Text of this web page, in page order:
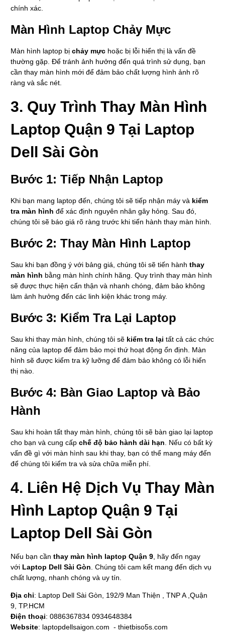
chính xác.
Màn Hình Laptop Chảy Mực
Màn hình laptop bị chảy mực hoặc bị lỗi hiển thị là vấn đề
thường gặp. Để tránh ảnh hưởng đến quá trình sử dụng, bạn
cần thay màn hình mới để đảm bảo chất lượng hình ảnh rõ
ràng và sắc nét.
3. Quy Trình Thay Màn Hình
Laptop Quận 9 Tại Laptop
Dell Sài Gòn
Bước 1: Tiếp Nhận Laptop
Khi bạn mang laptop đến, chúng tôi sẽ tiếp nhận máy và kiểm
tra màn hình để xác định nguyên nhân gây hỏng. Sau đó,
chúng tôi sẽ báo giá rõ ràng trước khi tiến hành thay màn hình.
Bước 2: Thay Màn Hình Laptop
Sau khi bạn đồng ý với bảng giá, chúng tôi sẽ tiến hành thay
màn hình bằng màn hình chính hãng. Quy trình thay màn hình
sẽ được thực hiện cẩn thận và nhanh chóng, đảm bảo không
làm ảnh hưởng đến các linh kiện khác trong máy.
Bước 3: Kiểm Tra Lại Laptop
Sau khi thay màn hình, chúng tôi sẽ kiểm tra lại tất cả các chức
năng của laptop để đảm bảo mọi thứ hoạt động ổn định. Màn
hình sẽ được kiểm tra kỹ lưỡng để đảm bảo không có lỗi hiển
thị nào.
Bước 4: Bàn Giao Laptop và Bảo
Hành
Sau khi hoàn tất thay màn hình, chúng tôi sẽ bàn giao lại laptop
cho bạn và cung cấp chế độ bảo hành dài hạn. Nếu có bất kỳ
vấn đề gì với màn hình sau khi thay, bạn có thể mang máy đến
để chúng tôi kiểm tra và sửa chữa miễn phí.
4. Liên Hệ Dịch Vụ Thay Màn
Hình Laptop Quận 9 Tại
Laptop Dell Sài Gòn
Nếu bạn cần thay màn hình laptop Quận 9, hãy đến ngay
với Laptop Dell Sài Gòn. Chúng tôi cam kết mang đến dịch vụ
chất lượng, nhanh chóng và uy tín.
Địa chỉ: Laptop Dell Sài Gòn, 192/9 Man Thiện , TNP A ,Quận
9, TP.HCM
Điện thoại: 0886367834 0934648384
Website: laptopdellsaigon.com - thietbiso5s.com